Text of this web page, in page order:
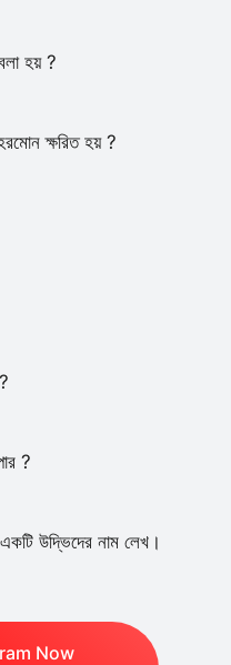
হয় ?
ক্ষরিত হয় ?
?
উদ্ভিদের নাম লেখ।
Now